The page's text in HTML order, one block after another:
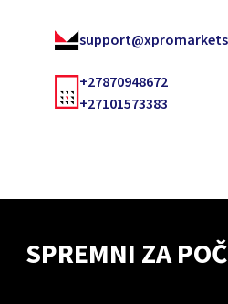
+27870948672
+27101573383
SPREMNI ZA